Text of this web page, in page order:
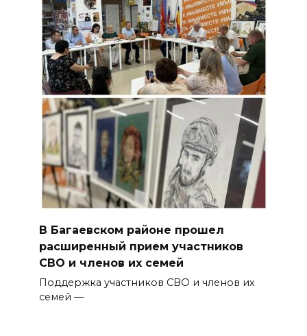
В Багаевском районе прошел
расширенный прием участников
СВО и членов их семей
Поддержка участников СВО и членов их
семей —